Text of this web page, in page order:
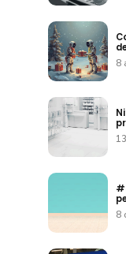
8
8